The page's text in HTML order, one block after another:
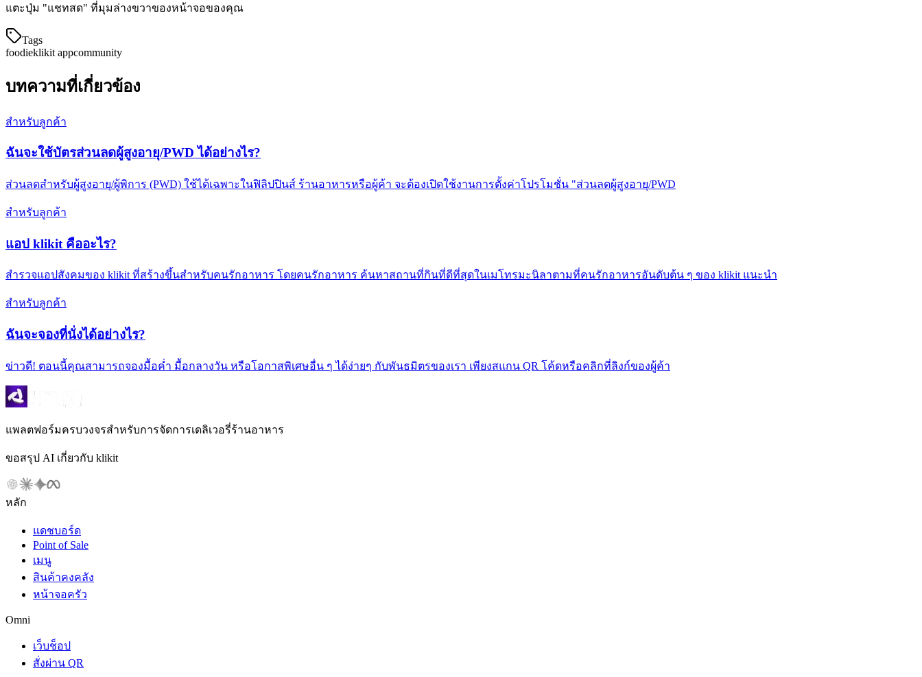
แตะปุ่ม "แชทสด" ที่มุมล่างขวาของหน้าจอของคุณ
Tags
foodieklikit appcommunity
บทความที่เกี่ยวข้อง
สำหรับลูกค้า
ฉันจะใช้บัตรส่วนลดผู้สูงอายุ/PWD ได้อย่างไร?
ส่วนลดสำหรับผู้สูงอายุ/ผู้พิการ (PWD) ใช้ได้เฉพาะในฟิลิปปินส์ ร้านอาหารหรือผู้ค้า จะต้องเปิดใช้งานการตั้งค่าโปรโมชั่น "ส่วนลดผู้สูงอายุ/PWD
สำหรับลูกค้า
แอป klikit คืออะไร?
สำรวจแอปสังคมของ klikit ที่สร้างขึ้นสำหรับคนรักอาหาร โดยคนรักอาหาร ค้นหาสถานที่กินที่ดีที่สุดในเมโทรมะนิลาตามที่คนรักอาหารอันดับต้น ๆ ของ klikit แนะนำ
สำหรับลูกค้า
ฉันจะจองที่นั่งได้อย่างไร?
ข่าวดี! ตอนนี้คุณสามารถจองมื้อค่ำ มื้อกลางวัน หรือโอกาสพิเศษอื่น ๆ ได้ง่ายๆ กับพันธมิตรของเรา เพียงสแกน QR โค้ดหรือคลิกที่ลิงก์ของผู้ค้า
แพลตฟอร์มครบวงจรสำหรับการจัดการเดลิเวอรี่ร้านอาหาร
ขอสรุป AI เกี่ยวกับ klikit
หลัก
แดชบอร์ด
Point of Sale
เมนู
สินค้าคงคลัง
หน้าจอครัว
Omni
เว็บช็อป
สั่งผ่าน QR